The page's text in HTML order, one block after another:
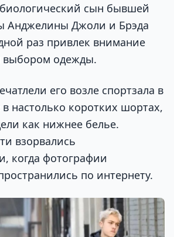
сын бывшей
Анджелины Джоли и Брэда
раз привлек внимание
выбором одежды.
его возле спортзала в
настолько коротких шортах,
как нижнее белье.
взорвались
когда фотографии
по интернету.